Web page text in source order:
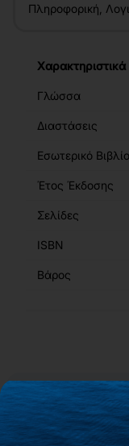
Πληροφορική
Χαρακτηριστικά
Γλώσσα
Διαστάσεις
Εσωτερικό
Έτος Έκδοσης
Σελίδες
ISBN
Βάρος
Περιγραφή
Αίτημα για